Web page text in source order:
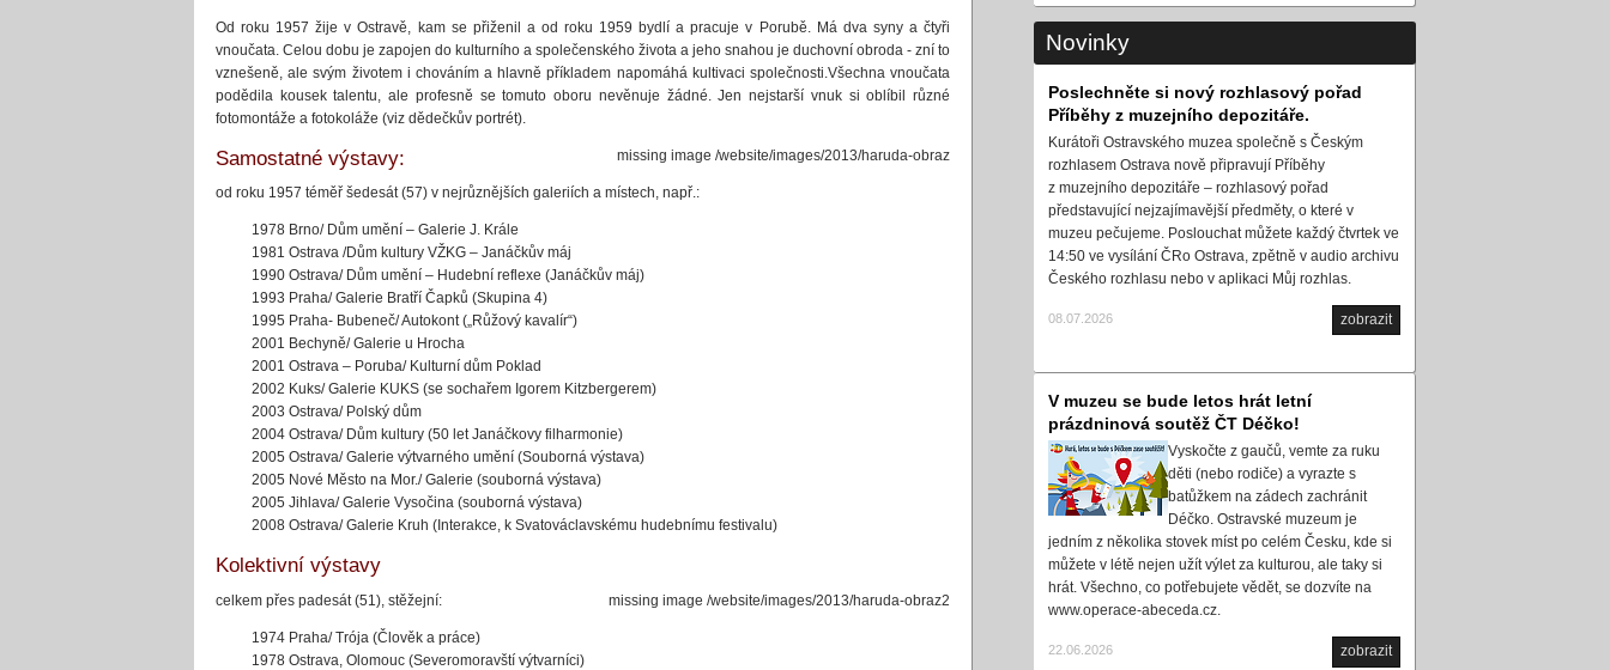
Novinky
Poslechněte si nový rozhlasový pořad
Příběhy z muzejního depozitáře.
Kurátoři Ostravského muzea společně s Českým
rozhlasem Ostrava nově připravují Příběhy
z muzejního depozitáře – rozhlasový pořad
představující nejzajímavější předměty, o které v
muzeu pečujeme. Poslouchat můžete každý čtvrtek ve
14:50 ve vysílání ČRo Ostrava, zpětně v audio archivu
Českého rozhlasu nebo v aplikaci Můj rozhlas.
08.07.2026 zobrazit
V muzeu se bude letos hrát letní
prázdninová soutěž ČT Déčko!
Vyskočte z gaučů, vemte za ruku
děti (nebo rodiče) a vyrazte s
batůžkem na zádech zachránit
Déčko. Ostravské muzeum je
jedním z několika stovek míst po celém Česku, kde si
můžete v létě nejen užít výlet za kulturou, ale taky si
hrát. Všechno, co potřebujete vědět, se dozvíte na
www.operace-abeceda.cz.
22.06.2026 zobrazit
Od roku 1957 žije v Ostravě, kam se přiženil a od roku 1959 bydlí a pracuje v Porubě. Má dva syny a čtyři
vnoučata. Celou dobu je zapojen do kulturního a společenského života a jeho snahou je duchovní obroda - zní to
vznešeně, ale svým životem i chováním a hlavně příkladem napomáhá kultivaci společnosti.Všechna vnoučata
podědila kousek talentu, ale profesně se tomuto oboru nevěnuje žádné. Jen nejstarší vnuk si oblíbil různé
fotomontáže a fotokoláže (viz dědečkův portrét).
missing image /website/images/2013/haruda-obraz
Samostatné výstavy:
od roku 1957 téměř šedesát (57) v nejrůznějších galeriích a místech, např.:
1978 Brno/ Dům umění – Galerie J. Krále
1981 Ostrava /Dům kultury VŽKG – Janáčkův máj
1990 Ostrava/ Dům umění – Hudební reflexe (Janáčkův máj)
1993 Praha/ Galerie Bratří Čapků (Skupina 4)
1995 Praha- Bubeneč/ Autokont („Růžový kavalír“)
2001 Bechyně/ Galerie u Hrocha
2001 Ostrava – Poruba/ Kulturní dům Poklad
2002 Kuks/ Galerie KUKS (se sochařem Igorem Kitzbergerem)
2003 Ostrava/ Polský dům
2004 Ostrava/ Dům kultury (50 let Janáčkovy filharmonie)
2005 Ostrava/ Galerie výtvarného umění (Souborná výstava)
2005 Nové Město na Mor./ Galerie (souborná výstava)
2005 Jihlava/ Galerie Vysočina (souborná výstava)
2008 Ostrava/ Galerie Kruh (Interakce, k Svatováclavskému hudebnímu festivalu)
Kolektivní výstavy
missing image /website/images/2013/haruda-obraz2
celkem přes padesát (51), stěžejní:
1974 Praha/ Trója (Člověk a práce)
1978 Ostrava, Olomouc (Severomoravští výtvarníci)